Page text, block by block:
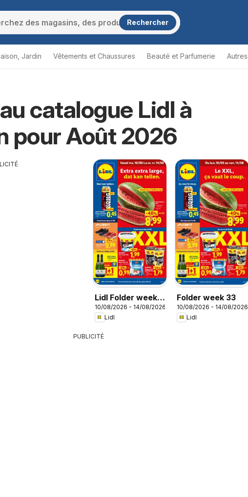
Rechercher
Jardin Vêtements et Chaussures Beauté et Parfumerie Autres
catalogue Lidl à
pour Août 2026
Lidl Folder week
33
10/08/2026 - 14/08/2026
Lidl
Folder week 33
10/08/2026 - 14/08/2026
Lidl
PUBLICITÉ